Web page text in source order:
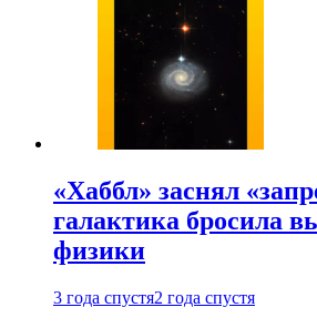
«Хаббл» заснял
галактика бросила
физики
3 года спустя2 года спустя